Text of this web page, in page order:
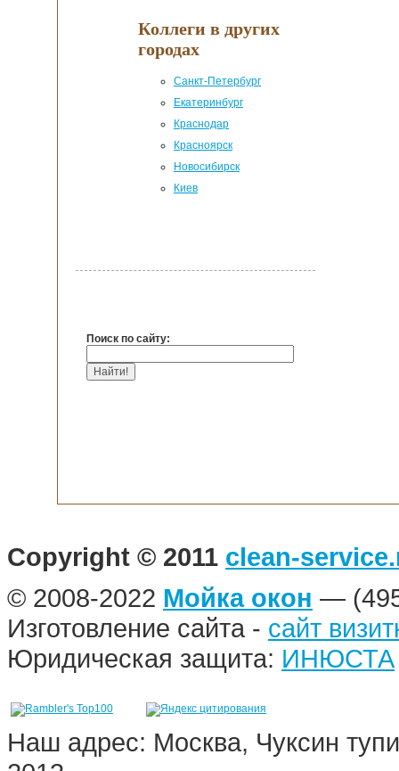
Коллеги в других
городах
Санкт-Петербург
Екатеринбург
Краснодар
Красноярск
Новосибирск
Киев
Поиск по сайту:
Copyright © 2011 clean-
© 2008-2022 Мойка окон —
Изготовление сайта - сайт
Юридическая защита: ИНЮСТА
Наш адрес: Москва, Чуксин